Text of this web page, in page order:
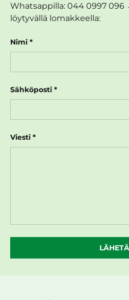
Whatsappilla: 044 0997 096
löytyvällä lomakkeella:
Nimi
Sähköposti
Viesti
LÄHETÄ